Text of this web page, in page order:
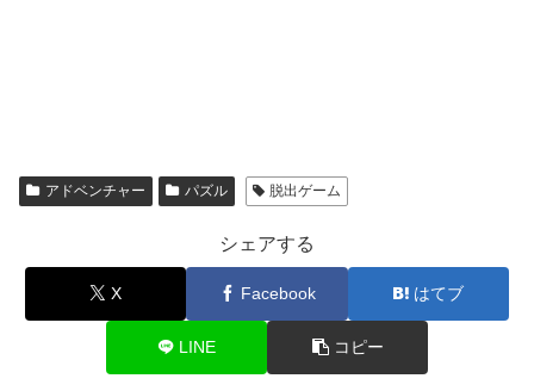
アドベンチャー パズル 脱出ゲーム
シェアする
X Facebook はてブ
LINE コピー